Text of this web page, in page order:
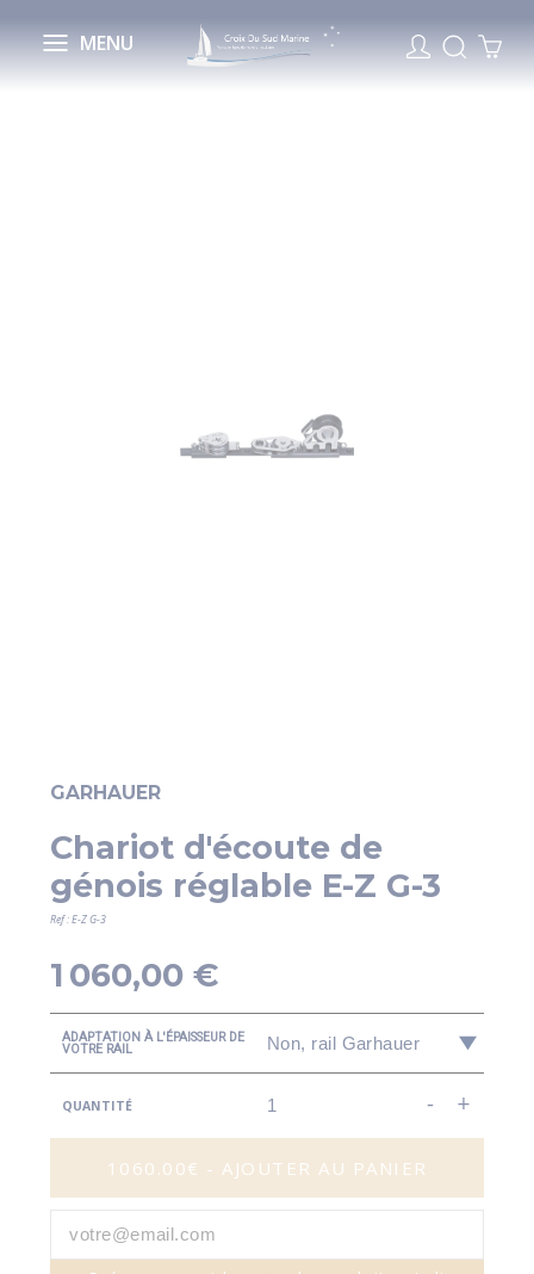
MENU
GARHAUER
Chariot d'écoute de
génois réglable E-Z G-3
Ref : E-Z G-3
1 060,00 €
ADAPTATION À L'ÉPAISSEUR DE
VOTRE RAIL
QUANTITÉ
1060.00€ - AJOUTER AU PANIER